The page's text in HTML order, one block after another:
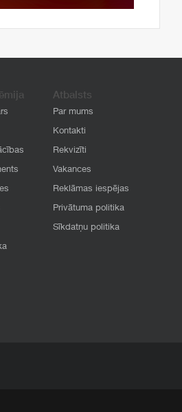
Atbalsts
Par mums
Kontakti
Rekvizīti
Vakances
Reklāmas iespējas
Privātuma politika
Sīkdatņu politika